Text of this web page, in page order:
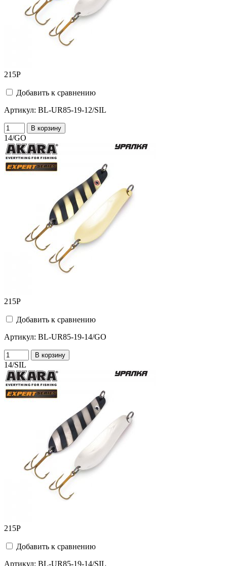
215Р
Добавить к сравнению
Артикул: BL-UR85-19-12/SIL
В корзину
14/GO
215Р
Добавить к сравнению
Артикул: BL-UR85-19-14/GO
В корзину
14/SIL
215Р
Добавить к сравнению
Артикул: BL-UR85-19-14/SIL